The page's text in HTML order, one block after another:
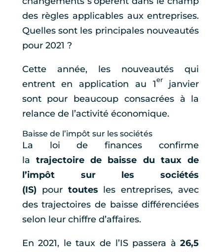
des règles applicables aux entreprises.
Quelles sont les principales nouveautés
pour 2021 ?
Cette année, les nouveautés qui
entrent en application au 1er
janvier
sont pour beaucoup consacrées à la
relance de l’activité économique.
Baisse de l’impôt sur les sociétés
La loi de finances confirme
latrajectoire de baisse du taux de
l’impôt sur les sociétés
(IS)pour toutes les entreprises, avec
des trajectoires de baisse différenciées
selon leur chiffre d’affaires.
En 2021, le taux de l’IS passera à26,5